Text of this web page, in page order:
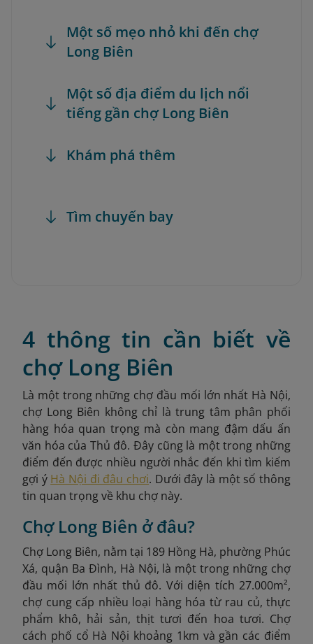
Một số mẹo nhỏ khi đến chợ
Long Biên
Một số địa điểm du lịch nổi
tiếng gần chợ Long Biên
Khám phá thêm
Tìm chuyến bay
4 thông tin cần biết về
chợ Long Biên
Là một trong những chợ đầu mối lớn nhất Hà Nội,
chợ Long Biên không chỉ là trung tâm phân phối
hàng hóa quan trọng mà còn mang đậm dấu ấn
văn hóa của Thủ đô. Đây cũng là một trong những
điểm đến được nhiều người nhắc đến khi tìm kiếm
gợi ý Hà Nội đi đâu chơi. Dưới đây là một số thông
tin quan trọng về khu chợ này.
Chợ Long Biên ở đâu?
Chợ Long Biên, nằm tại 189 Hồng Hà, phường Phúc
Xá, quận Ba Đình, Hà Nội, là một trong những chợ
đầu mối lớn nhất thủ đô. Với diện tích 27.000m²,
chợ cung cấp nhiều loại hàng hóa từ rau củ, thực
phẩm khô, hải sản, thịt tươi đến hoa tươi. Chợ
cách phố cổ Hà Nội khoảng 1km và gần các điểm